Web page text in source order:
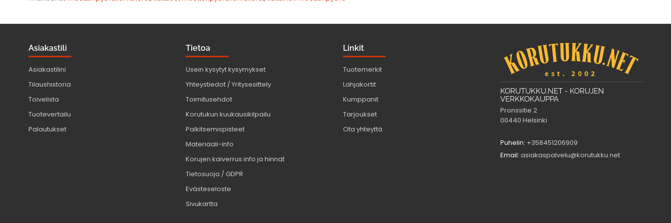
Asiakastili
Asiakastilini
Tilaushistoria
Toivelista
Tuotevertailu
Palautukset
Tietoa
Usein kysytyt kysymykset
Yhteystiedot / Yritysesittely
Toimitusehdot
Korutukun kuukausikilpailu
Palkitsemispisteet
Materiaali-info
Korujen kaiverrus info ja hinnat
Tietosuoja / GDPR
Evästeseloste
Sivukartta
Linkit
Tuotemerkit
Lahjakortit
Kumppanit
Tarjoukset
Ota yhteyttä
KORUTUKKU.NET - KORUJEN
VERKKOKAUPPA
Pronssitie 2
00440 Helsinki
Puhelin: +358451206909
Email: asiakaspalvelu@korutukku.net